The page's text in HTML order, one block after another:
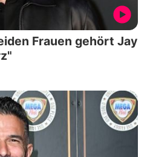
Frauen gehört Jay